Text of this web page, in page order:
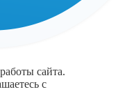
сайта.
с